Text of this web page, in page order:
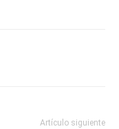
Artículo siguiente